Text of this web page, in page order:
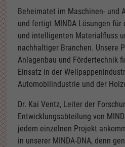
Beheimatet im Maschinen- und
und fertigt MINDA Lösungen für
und intelligenten Materialfluss
nachhaltiger Branchen. Unsere
Anlagenbau und Fördertechnik
Einsatz in der
Automobilindustrie und der
Dr. Kai Ventz, Leiter der
Entwicklungsabteilung von
jedem einzelnen Projekt
in unserer MINDA-DNA, denn